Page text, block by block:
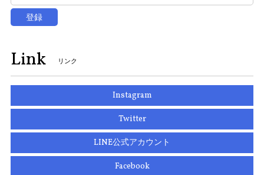
登録
Link リンク
Instagram
Twitter
LINE公式アカウント
Facebook